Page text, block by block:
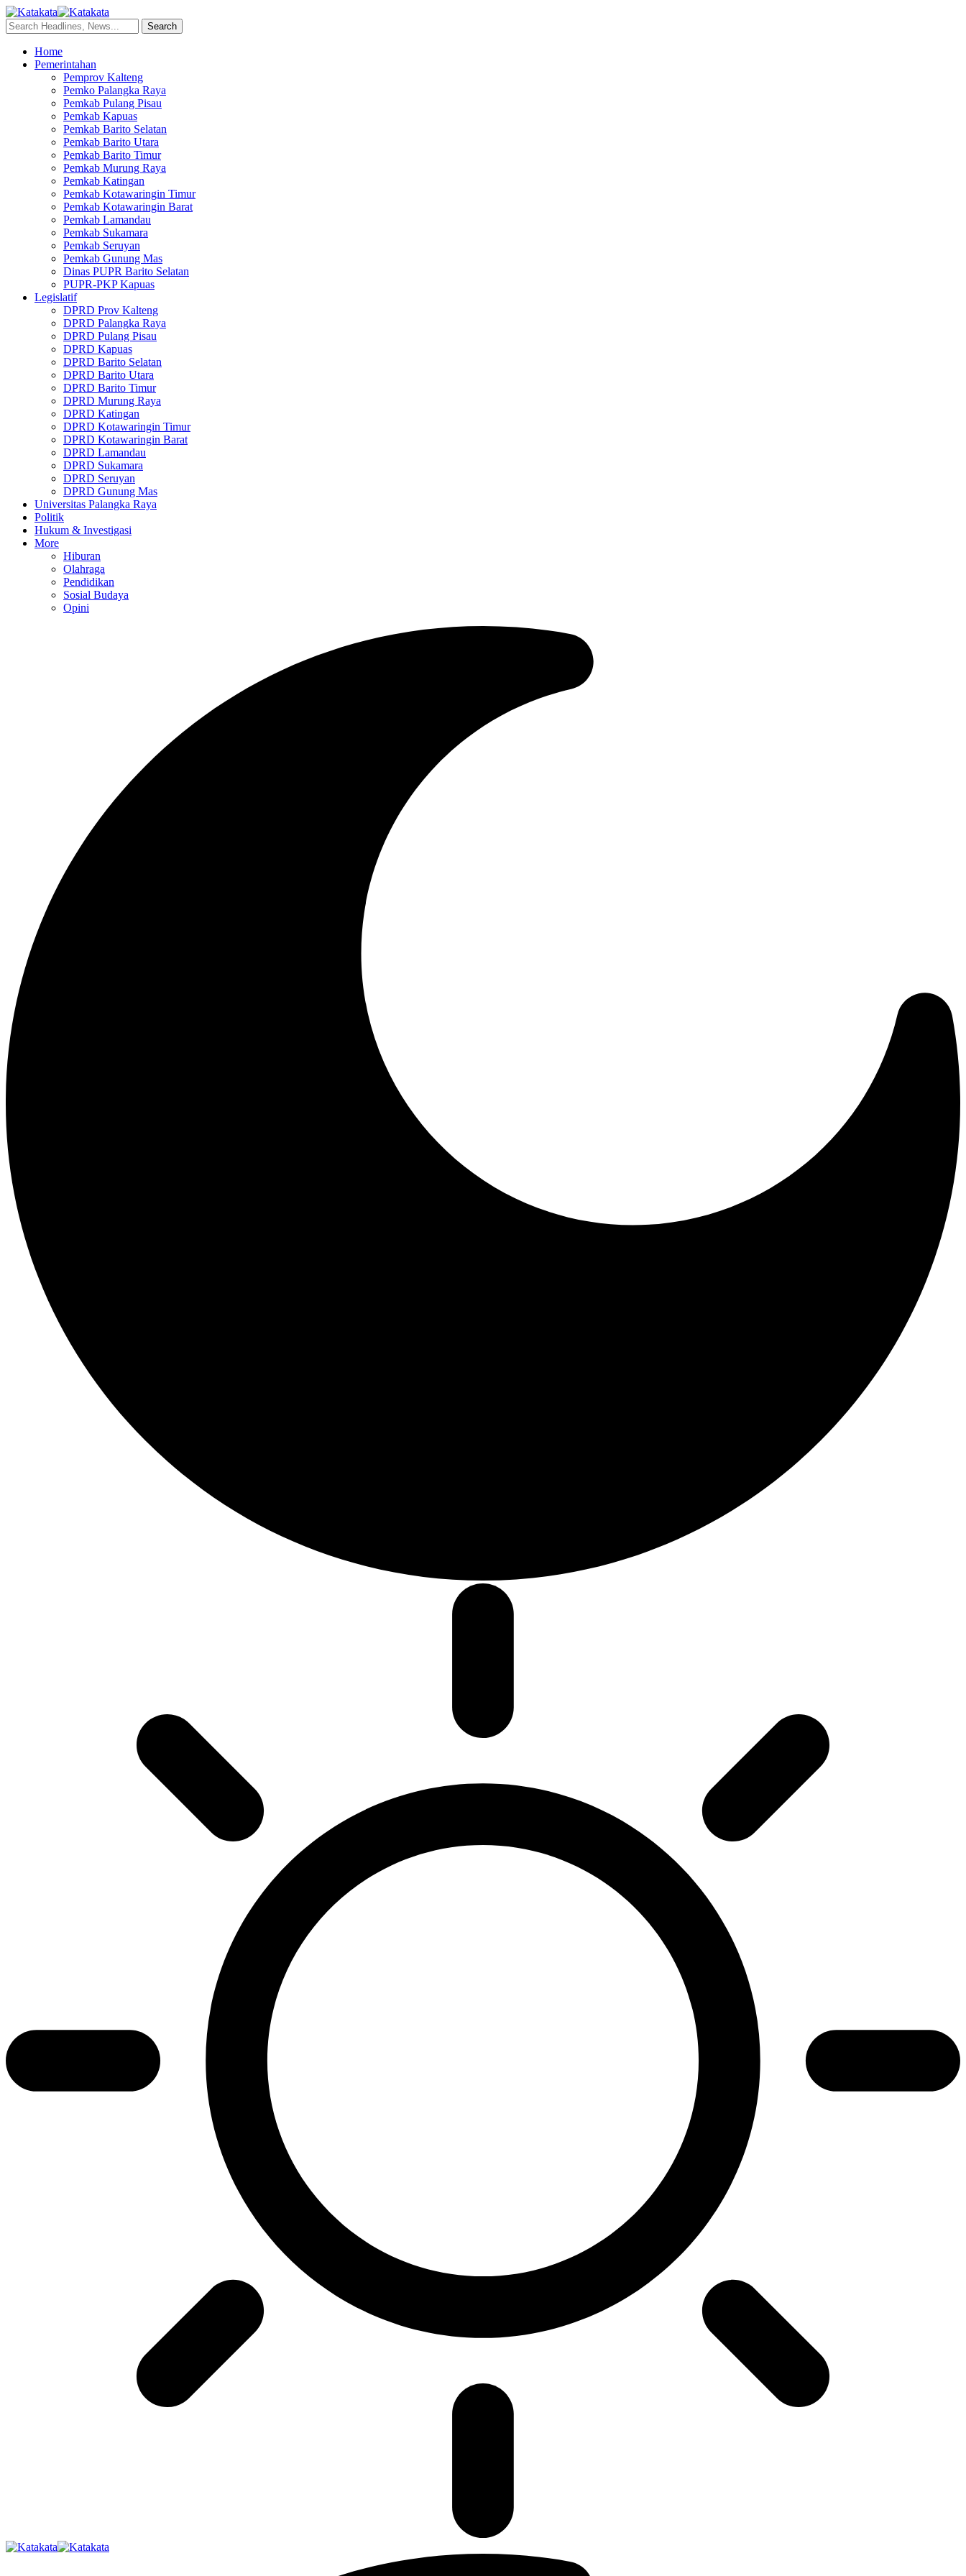
Home
Pemerintahan
Pemprov Kalteng
Pemko Palangka Raya
Pemkab Pulang Pisau
Pemkab Kapuas
Pemkab Barito Selatan
Pemkab Barito Utara
Pemkab Barito Timur
Pemkab Murung Raya
Pemkab Katingan
Pemkab Kotawaringin Timur
Pemkab Kotawaringin Barat
Pemkab Lamandau
Pemkab Sukamara
Pemkab Seruyan
Pemkab Gunung Mas
Dinas PUPR Barito Selatan
PUPR-PKP Kapuas
Legislatif
DPRD Prov Kalteng
DPRD Palangka Raya
DPRD Pulang Pisau
DPRD Kapuas
DPRD Barito Selatan
DPRD Barito Utara
DPRD Barito Timur
DPRD Murung Raya
DPRD Katingan
DPRD Kotawaringin Timur
DPRD Kotawaringin Barat
DPRD Lamandau
DPRD Sukamara
DPRD Seruyan
DPRD Gunung Mas
Universitas Palangka Raya
Politik
Hukum & Investigasi
More
Hiburan
Olahraga
Pendidikan
Sosial Budaya
Opini